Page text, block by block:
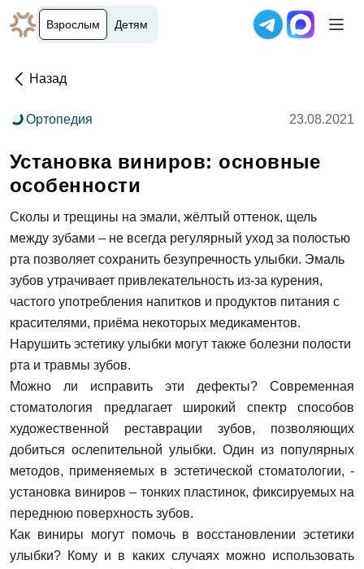
Взрослым Детям
Назад
Ортопедия 23.08.2021
Установка виниров: основные
особенности
Сколы и трещины на эмали, жёлтый оттенок, щель
между зубами – не всегда регулярный уход за полостью
рта позволяет сохранить безупречность улыбки. Эмаль
зубов утрачивает привлекательность из-за курения,
частого употребления напитков и продуктов питания с
красителями, приёма некоторых медикаментов.
Нарушить эстетику улыбки могут также болезни полости
рта и травмы зубов.
Можно ли исправить эти дефекты? Современная
стоматология предлагает широкий спектр способов
художественной реставрации зубов, позволяющих
добиться ослепительной улыбки. Один из популярных
методов, применяемых в эстетической стоматологии, -
установка виниров – тонких пластинок, фиксируемых на
переднюю поверхность зубов.
Как виниры могут помочь в восстановлении эстетики
улыбки? Кому и в каких случаях можно использовать